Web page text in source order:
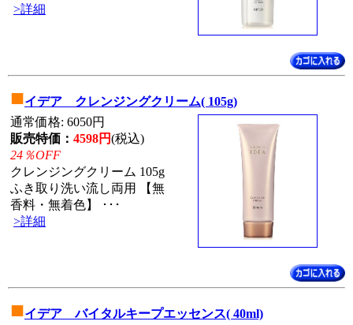
>詳細
■イデア クレンジングクリーム( 105g)
通常価格: 6050円
販売特価： 4598円(税込)
24％OFF
クレンジングクリーム 105g
ふき取り洗い流し両用 【無
香料・無着色】 ･･･
>詳細
■イデア バイタルキープエッセンス( 40ml)